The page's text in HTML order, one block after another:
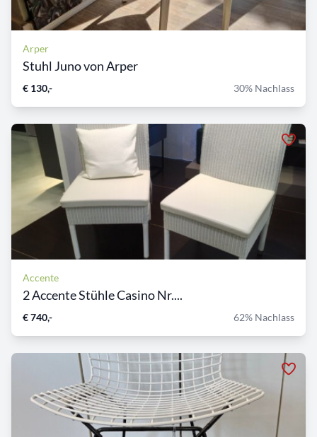
Arper
Stuhl Juno von Arper
€ 130,- 30% Nachlass
Accente
2 Accente Stühle Casino Nr....
€ 740,- 62% Nachlass